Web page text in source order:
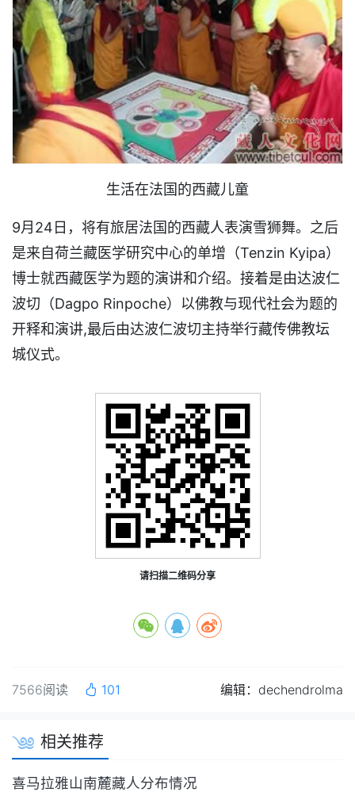
生活在法国的西藏儿童
9月24日，将有旅居法国的西藏人表演雪狮舞。之后
是来自荷兰藏医学研究中心的单增（Tenzin Kyipa）
博士就西藏医学为题的演讲和介绍。接着是由达波仁
波切（Dagpo Rinpoche）以佛教与现代社会为题的
开释和演讲,最后由达波仁波切主持举行藏传佛教坛
城仪式。
请扫描二维码分享
7566阅读 101 编辑：dechendrolma
相关推荐
喜马拉雅山南麓藏人分布情况